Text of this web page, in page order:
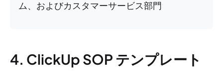
ム、およびカスタマーサービス部門
4. ClickUp SOP テンプレート